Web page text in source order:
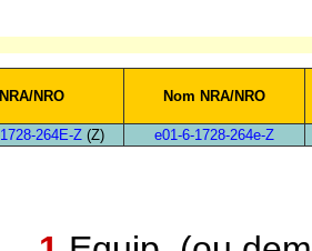
NRA/NRO Nom NRA/NRO
264E-Z (Z) e01-6-1728-264e-Z